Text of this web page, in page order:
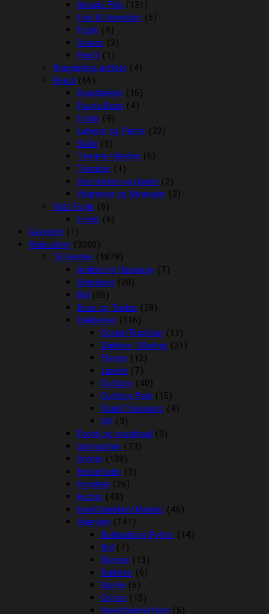
Akvarie Fisk (131)
Fisk til Havedam (5)
Fugle (4)
Gnaver (3)
Reptil (1)
Rengørings artikler (4)
Reptil (66)
Bunddække (15)
Fauna Boxe (4)
Foder (9)
Lamper og Pærer (22)
Skåle (5)
Terrarie tilbehør (6)
Terrarier (1)
Varmesten og plader (2)
Vitaminer og Mineraler (2)
Vildt Fugle (6)
Foder (6)
Gavekort (1)
Rideudstyr (3080)
Til Hesten (1879)
Antibid og fluespray (7)
Bandager (28)
Bid (86)
Boxe og Tasker (28)
Dækkener (116)
Cooler/Funktion (11)
Dækken Tilbehør (21)
Fleece (12)
Lænde (7)
Outdoor (40)
Outdoor Rain (15)
Stald/Transport (4)
Uld (3)
Fortøj og martingal (9)
Gamascher (73)
Grimer (139)
Hestefoder (3)
Hovpleje (26)
Hutter (49)
Insektdækken/Masker (46)
Islænder (141)
Beklædning Rytter (14)
Bid (7)
Diverse (13)
Dækken (6)
Gjorde (5)
Grimer (15)
Insektbeskyttelse (5)